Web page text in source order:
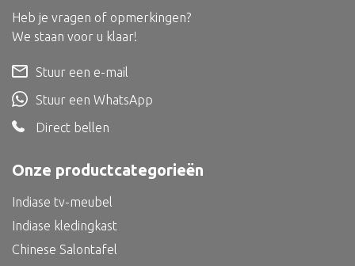
Alle textiel
Kelim
Alle bouwmateriaal
Onze productcategorieën
Indiase tv-meubel
Indiase kledingkast
Chinese Salontafel
Heb je vragen of opmerkingen?
We staan voor u klaar!
Stuur een e-mail
Stuur een WhatsApp
Direct bellen